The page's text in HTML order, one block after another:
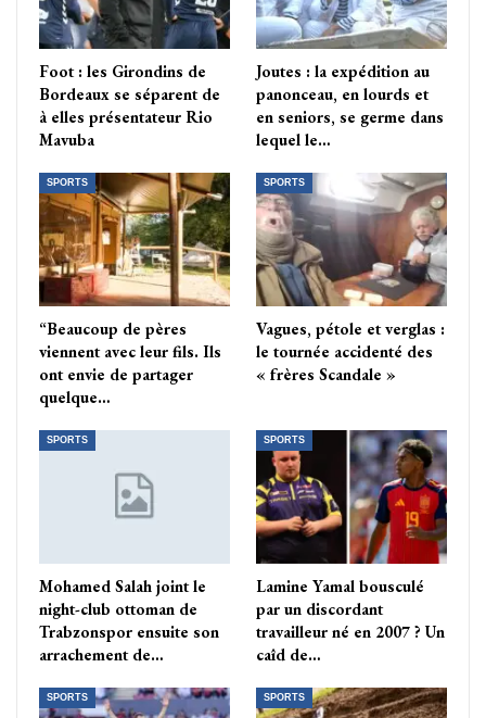
Foot : les Girondins de
Bordeaux se séparent de
à elles présentateur Rio
Mavuba
Joutes : la expédition au
panonceau, en lourds et
en seniors, se germe dans
lequel le…
SPORTS
“Beaucoup de pères
viennent avec leur fils. Ils
ont envie de partager
quelque…
SPORTS
Vagues, pétole et verglas :
le tournée accidenté des
« frères Scandale »
SPORTS
Mohamed Salah joint le
night-club ottoman de
Trabzonspor ensuite son
arrachement de…
SPORTS
Lamine Yamal bousculé
par un discordant
travailleur né en 2007 ? Un
caîd de…
SPORTS SPORTS